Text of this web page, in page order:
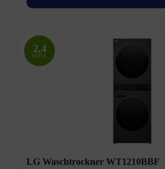
2,4
NOTE
LG Waschtrockner WT1210BBF